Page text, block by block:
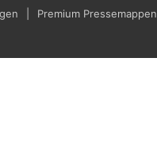
Premium Pressemappen